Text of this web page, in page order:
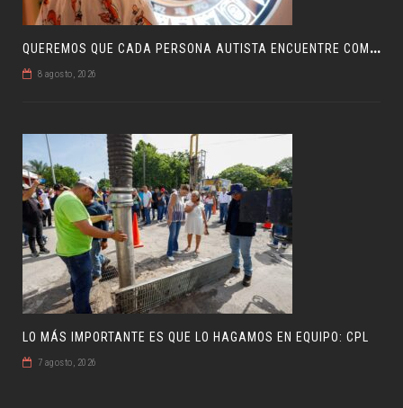
Q
UEREMOS QUE CADA PERSONA AUTISTA ENCUENTRE COMPRENSIÓN: JDM
8 agosto, 2026
LO MÁS IMPORTANTE ES QUE LO HAGAMOS EN EQUIPO: CPL
7 agosto, 2026